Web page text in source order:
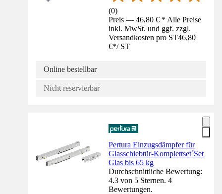
(0)
Preis — 46,80 € * Alle Preise
inkl. MwSt. und ggf. zzgl.
Versandkosten pro ST46,80
€*/ ST
Online bestellbar
Nicht reservierbar
Pertura Einzugsdämpfer für
Glasschiebtür-Komplettset´Set
Glas bis 65 kg
Durchschnittliche Bewertung:
4.3 von 5 Sternen. 4
Bewertungen.